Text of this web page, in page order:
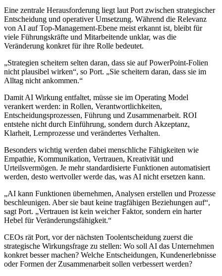
Eine zentrale Herausforderung liegt laut Port zwischen strategischer
Entscheidung und operativer Umsetzung. Während die Relevanz
von AI auf Top-Management-Ebene meist erkannt ist, bleibt für
viele Führungskräfte und Mitarbeitende unklar, was die
Veränderung konkret für ihre Rolle bedeutet.
„Strategien scheitern selten daran, dass sie auf PowerPoint-Folien
nicht plausibel wirken“, so Port. „Sie scheitern daran, dass sie im
Alltag nicht ankommen.“
Damit AI Wirkung entfaltet, müsse sie im Operating Model
verankert werden: in Rollen, Verantwortlichkeiten,
Entscheidungsprozessen, Führung und Zusammenarbeit. ROI
entstehe nicht durch Einführung, sondern durch Akzeptanz,
Klarheit, Lernprozesse und verändertes Verhalten.
Besonders wichtig werden dabei menschliche Fähigkeiten wie
Empathie, Kommunikation, Vertrauen, Kreativität und
Urteilsvermögen. Je mehr standardisierte Funktionen automatisiert
werden, desto wertvoller werde das, was AI nicht ersetzen kann.
„AI kann Funktionen übernehmen, Analysen erstellen und Prozesse
beschleunigen. Aber sie baut keine tragfähigen Beziehungen auf“,
sagt Port. „Vertrauen ist kein weicher Faktor, sondern ein harter
Hebel für Veränderungsfähigkeit.“
CEOs rät Port, vor der nächsten Toolentscheidung zuerst die
strategische Wirkungsfrage zu stellen: Wo soll AI das Unternehmen
konkret besser machen? Welche Entscheidungen, Kundenerlebnisse
oder Formen der Zusammenarbeit sollen verbessert werden?